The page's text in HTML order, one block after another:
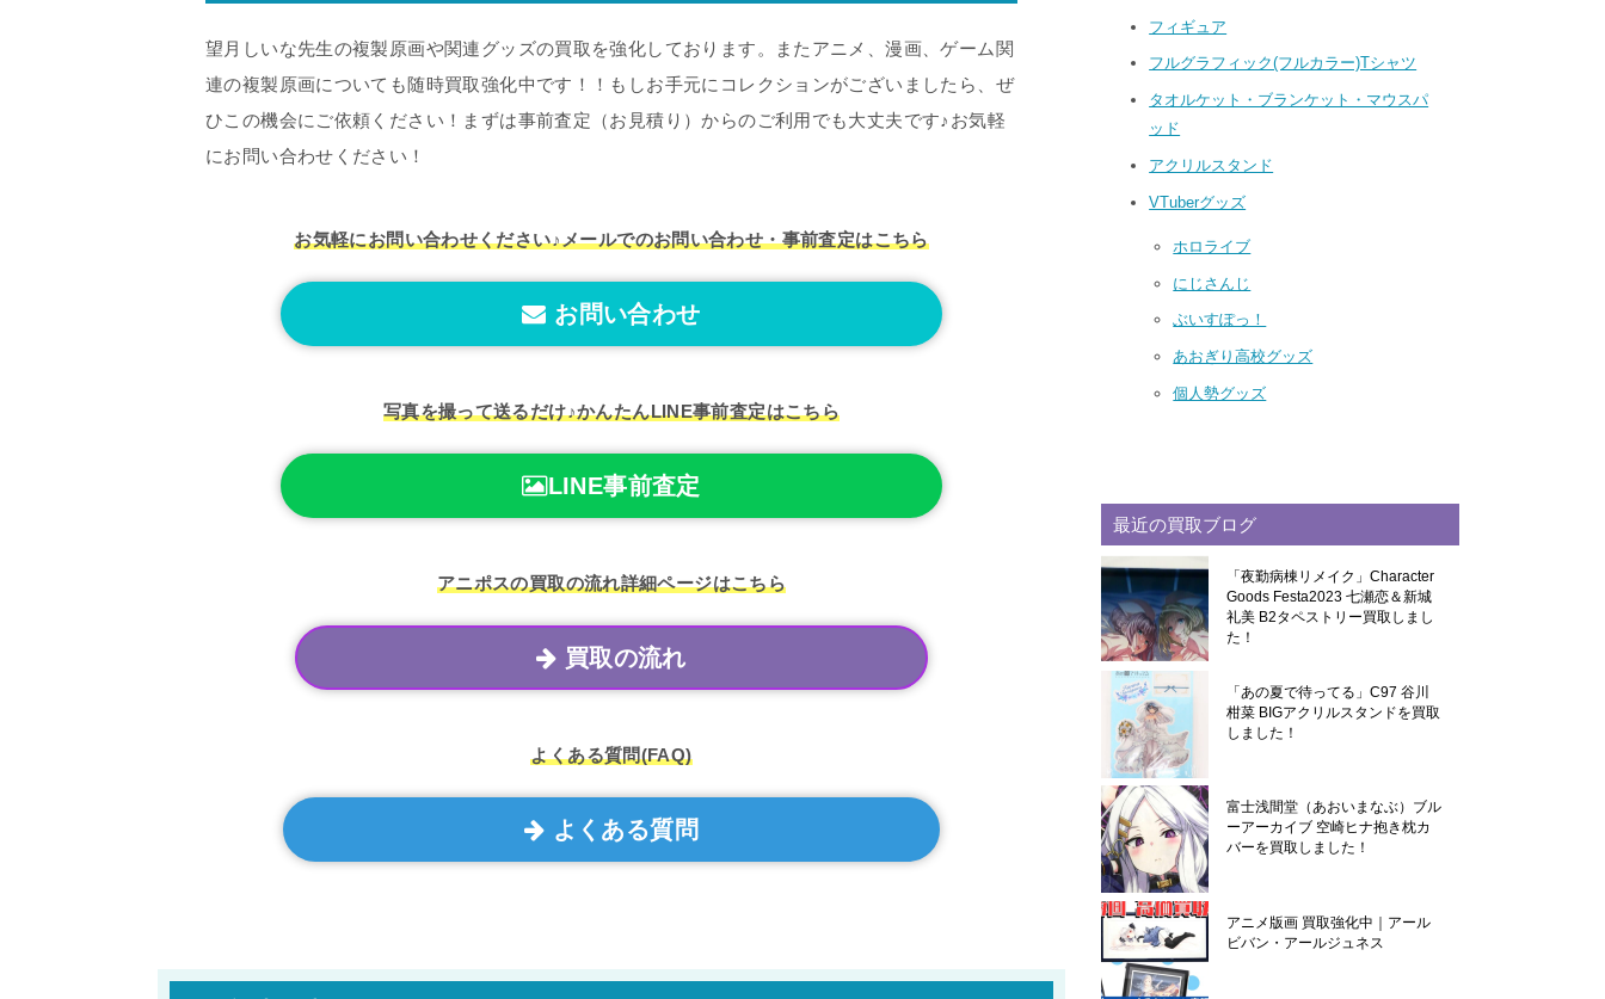
望月しいな先生の複製原画や関連グッズの買取を強化しております。またアニメ、漫画、ゲーム関
連の複製原画についても随時買取強化中です！！もしお手元にコレクションがございましたら、ぜ
ひこの機会にご依頼ください！まずは事前査定（お見積り）からのご利用でも大丈夫です♪お気軽
にお問い合わせください！
お気軽にお問い合わせください♪メールでのお問い合わせ・事前査定はこちら
お問い合わせ
写真を撮って送るだけ♪かんたんLINE事前査定はこちら
LINE事前査定
アニポスの買取の流れ詳細ページはこちら
買取の流れ
よくある質問(FAQ)
よくある質問
フィギュア
フルグラフィック(フルカラー)Tシャツ
タオルケット・ブランケット・マウスパ
ッド
アクリルスタンド
VTuberグッズ
ホロライブ
にじさんじ
ぶいすぽっ！
あおぎり高校グッズ
個人勢グッズ
最近の買取ブログ
「夜勤病棟リメイク」Character
Goods Festa2023 七瀬恋＆新城
礼美 B2タペストリー買取しまし
た！
「あの夏で待ってる」C97 谷川
柑菜 BIGアクリルスタンドを買取
しました！
富士浅間堂（あおいまなぶ）ブル
ーアーカイブ 空崎ヒナ抱き枕カ
バーを買取しました！
アニメ版画 買取強化中｜アール
ビバン・アールジュネス